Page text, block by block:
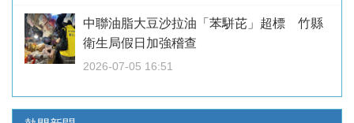
中聯油脂大豆沙拉油「苯駢芘」超標 竹縣
衛生局假日加強稽查
2026-07-05 16:51